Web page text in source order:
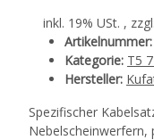
inkl. 19% USt. , zzgl.
Artikelnummer:
Kategorie: T5
Hersteller:
Spezifischer
Nebelscheinwerfern,